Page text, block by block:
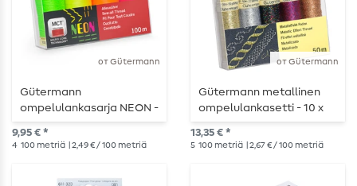
от Gütermann
Gütermann
ompelulankasarja NEON -
4x100m
9,95 € *
4 100 metriä | 2,49 € / 100 metriä
от Gütermann
Gütermann metallinen
ompelulankasetti - 10 x
50m
13,35 € *
5 100 metriä | 2,67 € / 100 metriä